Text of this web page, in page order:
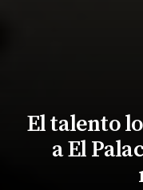
El talento
a El